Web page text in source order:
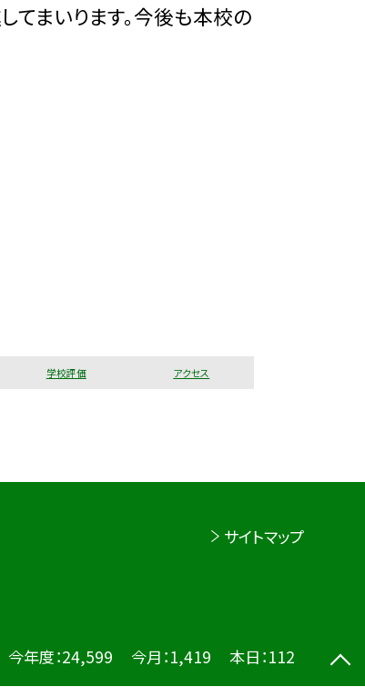
てまいります。今後も本校の
学校評価 アクセス
サイトマップ
今年度：24,599 今月：1,419 本日：112